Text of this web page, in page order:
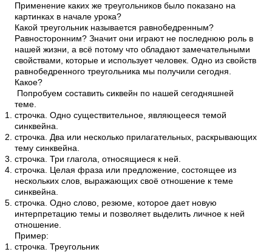
Применение каких же треугольников было показано на
картинках в начале урока?
Какой треугольник называется равнобедренным?
Равносторонним? Значит они играют не последнюю роль в
нашей жизни, а всё потому что обладают замечательными
свойствами, которые и использует человек. Одно из свойств
равнобедренного треугольника мы получили сегодня.
Какое?
Попробуем составить сиквейн по нашей сегодняшней
теме.
строчка. Одно существительное, являющееся темой
синквейна.
строчка. Два или несколько прилагательных, раскрывающих
тему синквейна.
строчка. Три глагола, относящиеся к ней.
строчка. Целая фраза или предложение, состоящее из
нескольких слов, выражающих своё отношение к теме
синквейна.
строчка. Одно слово, резюме, которое дает новую
интерпретацию темы и позволяет выделить личное к ней
отношение.
Пример:
строчка. Треугольник